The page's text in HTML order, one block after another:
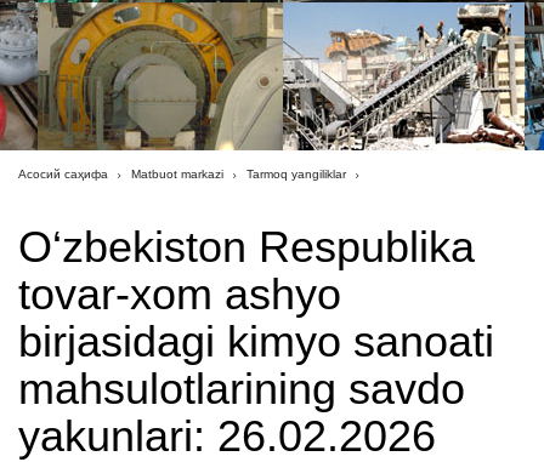
Асосий саҳифа Matbuot markazi Tarmoq yangiliklar
O‘zbekiston Respublika
tovar-xom ashyo
birjasidagi kimyo sanoati
mahsulotlarining savdo
yakunlari: 26.02.2026